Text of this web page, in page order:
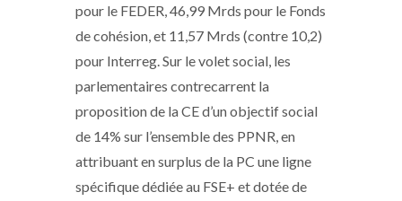
pour le FEDER, 46,99 Mrds pour le Fonds
de cohésion, et 11,57 Mrds (contre 10,2)
pour Interreg. Sur le volet social, les
parlementaires contrecarrent la
proposition de la CE d’un objectif social
de 14% sur l’ensemble des PPNR, en
attribuant en surplus de la PC une ligne
spécifique dédiée au FSE+ et dotée de